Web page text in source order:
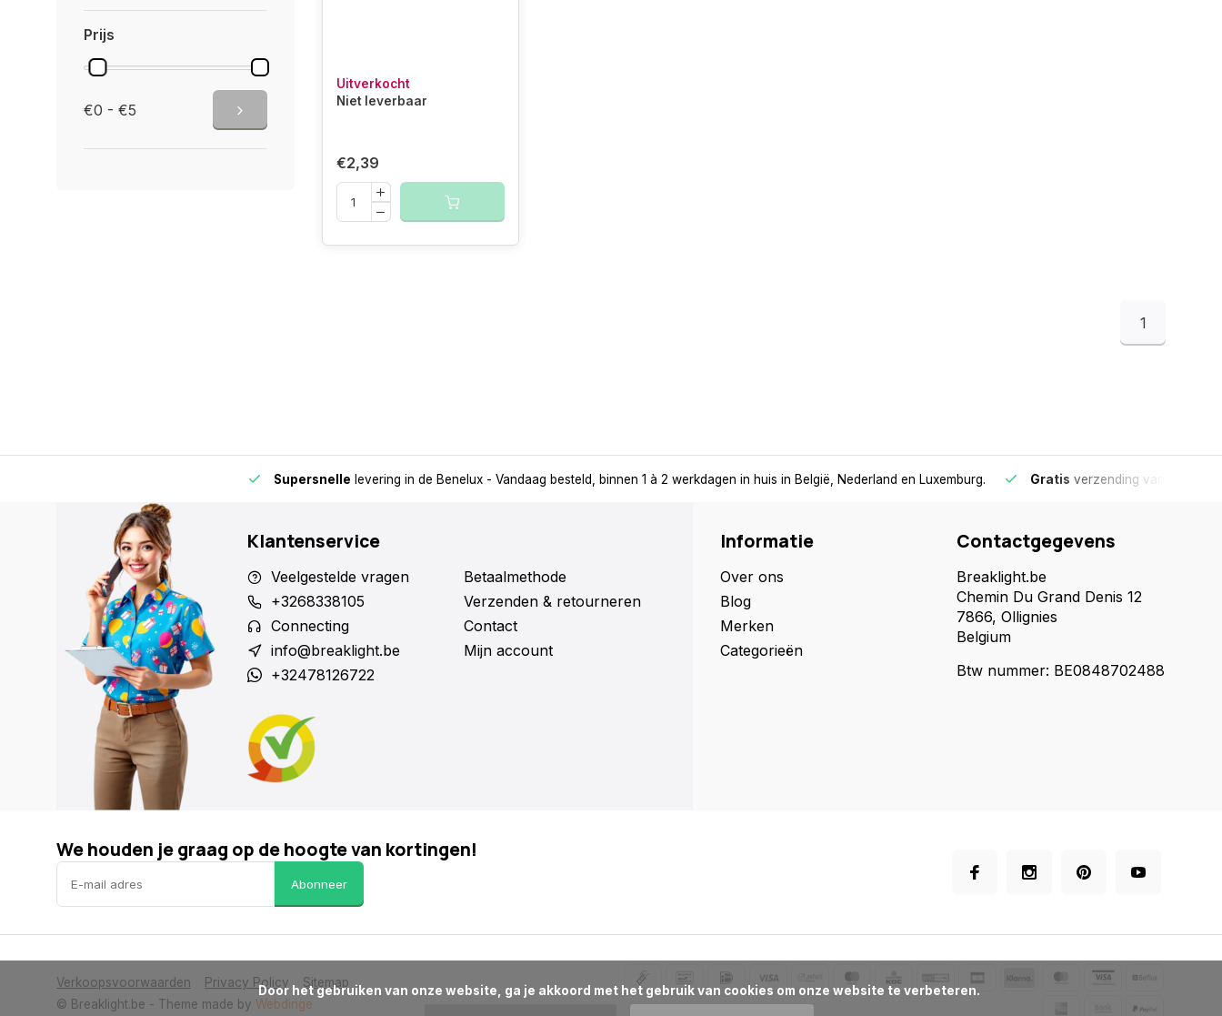
Prijs
€0 - €5
Uitverkocht
Niet leverbaar
€2,39
1
Supersnelle levering in de Benelux - Vandaag besteld, binnen 1 à 2 werkdagen in huis in België, Nederland en Luxemburg. Gratis verzending vanaf €75
Klantenservice
Veelgestelde vragen
+3268338105
Connecting
info@breaklight.be
+32478126722
Betaalmethode
Verzenden & retourneren
Contact
Mijn account
Informatie
Over ons
Blog
Merken
Categorieën
Contactgegevens
Breaklight.be
Chemin Du Grand Denis 12
7866, Ollignies
Belgium
Btw nummer: BE0848702488
We houden je graag op de hoogte van kortingen!
Abonneer
Verkoopsvoorwaarden Privacy Policy
Sitemap
© Breaklight.be - Theme made by Webdinge
      Door het gebruiken van onze website, ga je akkoord met het gebruik van cookies om onze website te verbeteren.